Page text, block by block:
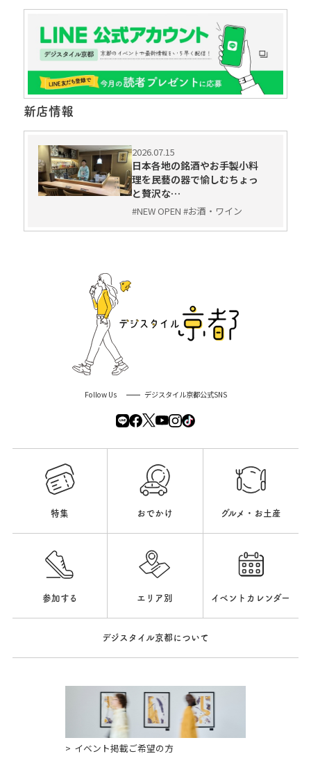
新店情報
2026.07.15
日本各地の銘酒やお手製小料
理を民藝の器で愉しむちょっ
と贅沢な…
#NEW OPEN #お酒・ワイン
Follow Us デジスタイル京都公式SNS
特集 おでかけ グルメ・お土産
参加する エリア別 イベントカレンダー
デジスタイル京都について
イベント掲載ご希望の方